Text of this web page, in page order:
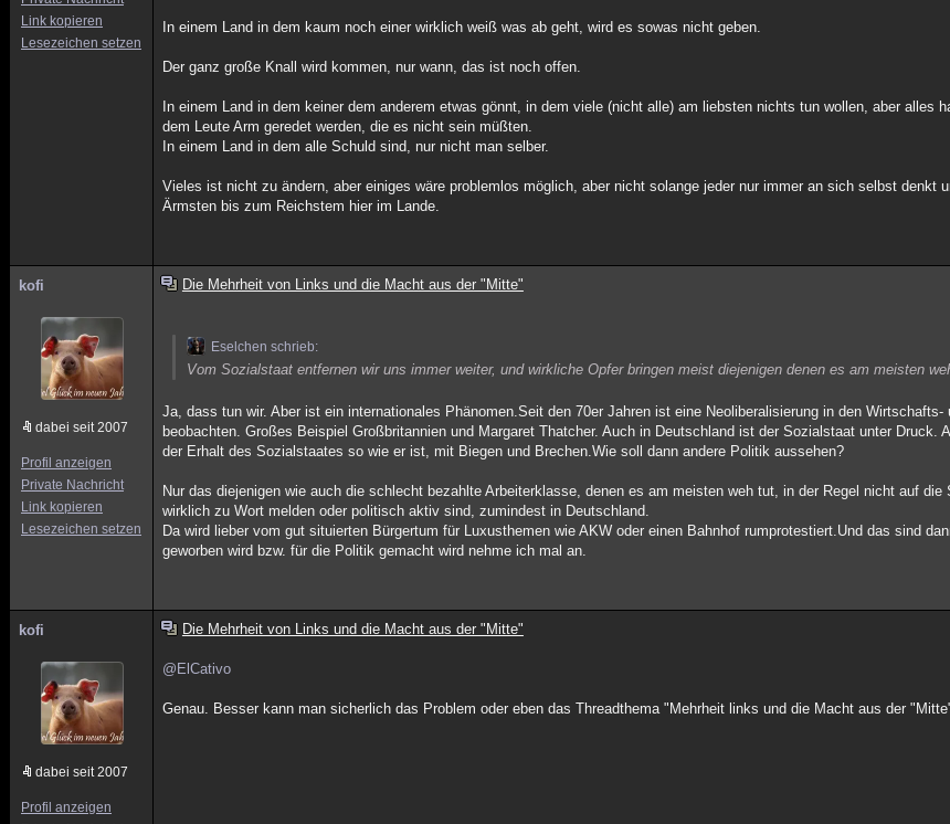
Link kopieren
Lesezeichen setzen
In einem Land in dem kaum noch einer wirklich weiß was ab geht, wird es sowas nicht geben.
Der ganz große Knall wird kommen, nur wann, das ist noch offen.
In einem Land in dem keiner dem anderem etwas gönnt, in dem viele (nicht alle) am liebsten nichts tun wollen, aber alles
dem Leute Arm geredet werden, die es nicht sein müßten.
In einem Land in dem alle Schuld sind, nur nicht man selber.
Vieles ist nicht zu ändern, aber einiges wäre problemlos möglich, aber nicht solange jeder nur immer an sich selbst denkt
Ärmsten bis zum Reichstem hier im Lande.
kofi
dabei seit 2007
Profil anzeigen
Private Nachricht
Link kopieren
Lesezeichen setzen
Die Mehrheit von Links und die Macht aus der "Mitte"
Eselchen schrieb:
Vom Sozialstaat entfernen wir uns immer weiter, und wirkliche Opfer bringen meist diejenigen denen es am meisten
Ja, dass tun wir. Aber ist ein internationales Phänomen.Seit den 70er Jahren ist eine Neoliberalisierung in den
beobachten. Großes Beispiel Großbritannien und Margaret Thatcher. Auch in Deutschland ist der Sozialstaat unter Druck.
der Erhalt des Sozialstaates so wie er ist, mit Biegen und Brechen.Wie soll dann andere Politik aussehen?
Nur das diejenigen wie auch die schlecht bezahlte Arbeiterklasse, denen es am meisten weh tut, in der Regel nicht auf
wirklich zu Wort melden oder politisch aktiv sind, zumindest in Deutschland.
Da wird lieber vom gut situierten Bürgertum für Luxusthemen wie AKW oder einen Bahnhof rumprotestiert.Und das sind
geworben wird bzw. für die Politik gemacht wird nehme ich mal an.
kofi
dabei seit 2007
Profil anzeigen
Die Mehrheit von Links und die Macht aus der "Mitte"
@ElCativo
Genau. Besser kann man sicherlich das Problem oder eben das Threadthema "Mehrheit links und die Macht aus der